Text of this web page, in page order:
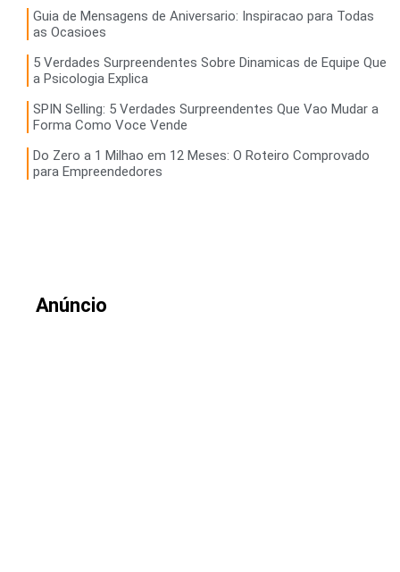
Guia de Mensagens de Aniversario: Inspiracao para Todas
as Ocasioes
5 Verdades Surpreendentes Sobre Dinamicas de Equipe Que
a Psicologia Explica
SPIN Selling: 5 Verdades Surpreendentes Que Vao Mudar a
Forma Como Voce Vende
Do Zero a 1 Milhao em 12 Meses: O Roteiro Comprovado
para Empreendedores
Anúncio